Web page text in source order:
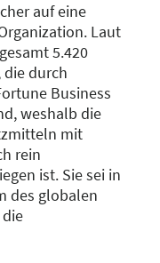
auf eine
Laut
5.420
die durch
Business
weshalb die
mit
rein
ist. Sie sei in
des globalen